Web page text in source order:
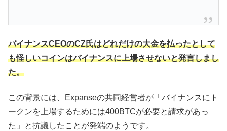
バイナンスCEOのCZ氏はどれだけの大金を払ったとして
も怪しいコインはバイナンスに上場させないと発言しまし
た。
この背景には、Expanseの共同経営者が「バイナンスにト
ークンを上場するためには400BTCが必要と請求があっ
た」と抗議したことが発端のようです。